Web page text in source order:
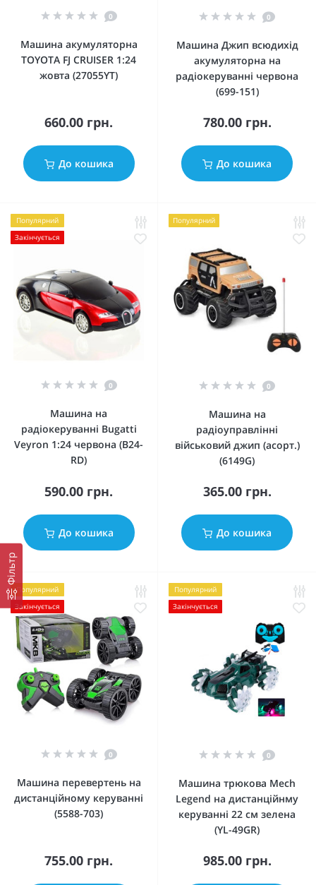
Фільтр
0
Машина акумуляторна
TOYOTA FJ CRUISER 1:24
жовта (27055YT)
660.00 грн.
До кошика
0
Машина Джип всюдихід
акумуляторна на
радіокеруванні червона
(699-151)
780.00 грн.
До кошика
Популярний
Закінчується
0
Машина на
радіокеруванні Bugatti
Veyron 1:24 червона (B24-
RD)
590.00 грн.
До кошика
Популярний
0
Машина на
радіоуправлінні
військовий джип (асорт.)
(6149G)
365.00 грн.
До кошика
Популярний
Закінчується
0
Машина перевертень на
дистанційному керуванні
(5588-703)
755.00 грн.
Популярний
Закінчується
0
Машина трюкова Mech
Legend на дистанційнму
керуванні 22 см зелена
(YL-49GR)
985.00 грн.